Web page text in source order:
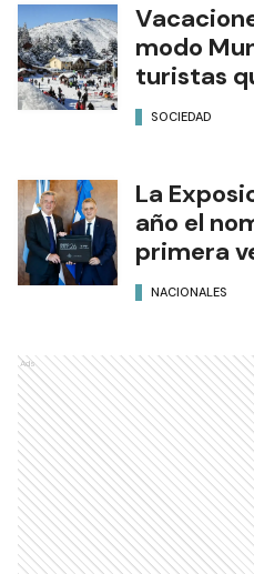
modo
turistas
SOCIEDAD
La
año el
primera
NACIONALES
Ads